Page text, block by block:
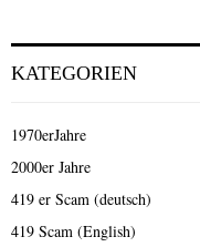
KATEGORIEN
1970erJahre
2000er Jahre
419 er Scam (deutsch)
419 Scam (English)